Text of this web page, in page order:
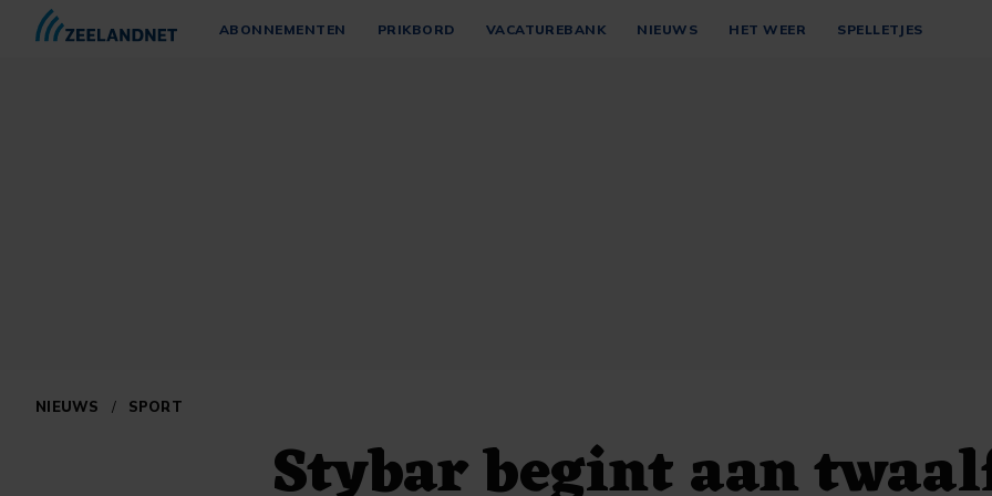
ABONNEMENTEN PRIKBORD VACATUREBANK NIEUWS HET WEER SPELLETJES
NIEUWS / SPORT